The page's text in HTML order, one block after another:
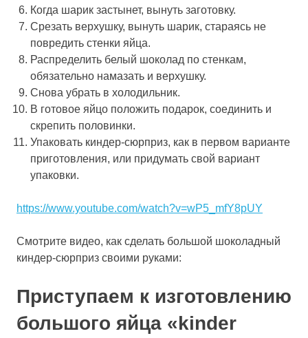
Когда шарик застынет, вынуть заготовку.
Срезать верхушку, вынуть шарик, стараясь не
повредить стенки яйца.
Распределить белый шоколад по стенкам,
обязательно намазать и верхушку.
Снова убрать в холодильник.
В готовое яйцо положить подарок, соединить и
скрепить половинки.
Упаковать киндер-сюрприз, как в первом варианте
приготовления, или придумать свой вариант
упаковки.
https://www.youtube.com/watch?v=wP5_mfY8pUY
Смотрите видео, как сделать большой шоколадный
киндер-сюрприз своими руками:
Приступаем к изготовлению
большого яйца «kinder